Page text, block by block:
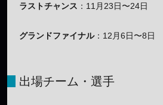
ラストチャンス ：11月23日〜24日
グランドファイナル：12月6日〜8日
出場チーム・選手